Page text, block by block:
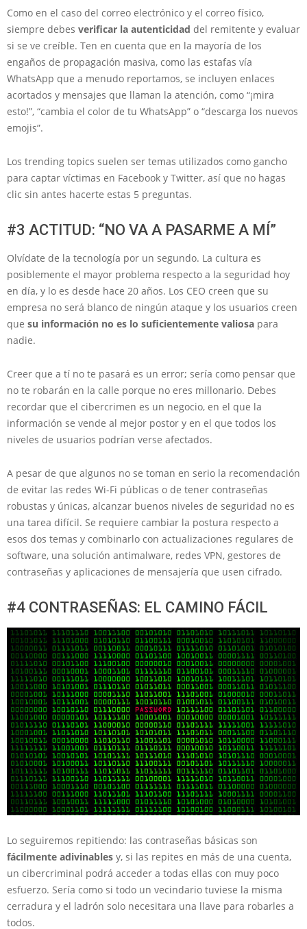
Como en el caso del correo electrónico y el correo físico,
siempre debes verificar la autenticidad del remitente y evaluar
si se ve creíble. Ten en cuenta que en la mayoría de los
engaños de propagación masiva, como las estafas vía
WhatsApp que a menudo reportamos, se incluyen enlaces
acortados y mensajes que llaman la atención, como “¡mira
esto!”, “cambia el color de tu WhatsApp” o “descarga los nuevos
emojis”.
Los trending topics suelen ser temas utilizados como gancho
para captar víctimas en Facebook y Twitter, así que no hagas
clic sin antes hacerte estas 5 preguntas.
#3 ACTITUD: “NO VA A PASARME A MÍ”
Olvídate de la tecnología por un segundo. La cultura es
posiblemente el mayor problema respecto a la seguridad hoy
en día, y lo es desde hace 20 años. Los CEO creen que su
empresa no será blanco de ningún ataque y los usuarios creen
que su información no es lo suficientemente valiosa para
nadie.
Creer que a tí no te pasará es un error; sería como pensar que
no te robarán en la calle porque no eres millonario. Debes
recordar que el cibercrimen es un negocio, en el que la
información se vende al mejor postor y en el que todos los
niveles de usuarios podrían verse afectados.
A pesar de que algunos no se toman en serio la recomendación
de evitar las redes Wi-Fi públicas o de tener contraseñas
robustas y únicas, alcanzar buenos niveles de seguridad no es
una tarea difícil. Se requiere cambiar la postura respecto a
esos dos temas y combinarlo con actualizaciones regulares de
software, una solución antimalware, redes VPN, gestores de
contraseñas y aplicaciones de mensajería que usen cifrado.
#4 CONTRASEÑAS: EL CAMINO FÁCIL
Lo seguiremos repitiendo: las contraseñas básicas son
fácilmente adivinables y, si las repites en más de una cuenta,
un cibercriminal podrá acceder a todas ellas con muy poco
esfuerzo. Sería como si todo un vecindario tuviese la misma
cerradura y el ladrón solo necesitara una llave para robarles a
todos.